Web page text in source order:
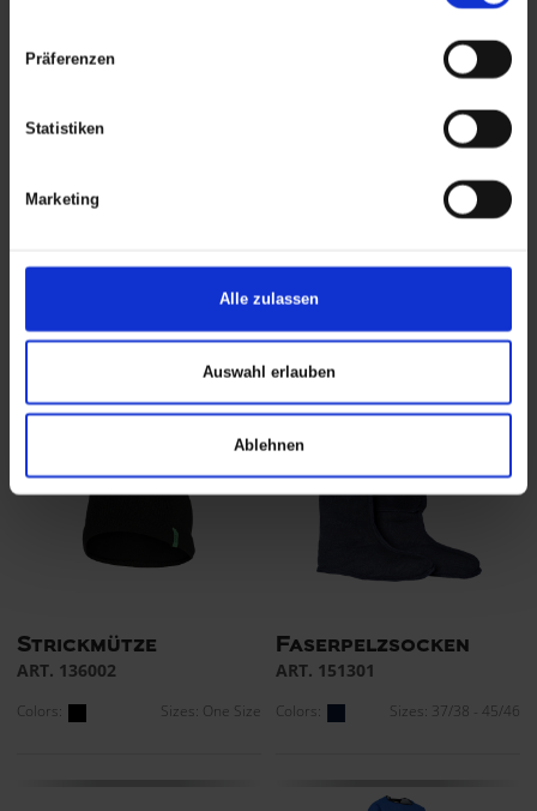
Präferenzen
Statistiken
Marketing
Alle zulassen
Auswahl erlauben
Ablehnen
ART. 3320
ART. 40
Colors: Sizes: One Size
Strickmütze
ART. 136002
Colors: Sizes: One Size
Faserpelzsocken
ART. 151301
Colors: Sizes: 37/38 - 45/46